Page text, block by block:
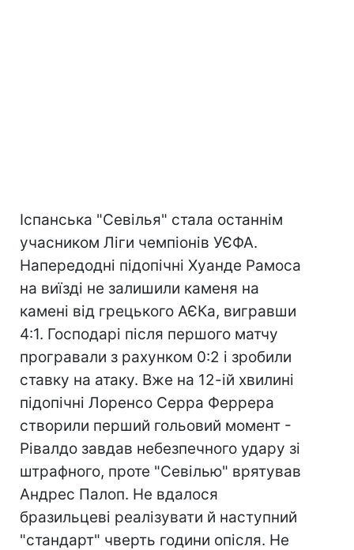
Іспанська "Севілья" стала останнім
учасником Ліги чемпіонів УЄФА.
Напередодні підопічні Хуанде Рамоса
на виїзді не залишили каменя на
камені від грецького АЄКа, вигравши
4:1. Господарі після першого матчу
програвали з рахунком 0:2 і зробили
ставку на атаку. Вже на 12-ій хвилині
підопічні Лоренсо Серра Феррера
створили перший гольовий момент -
Рівалдо завдав небезпечного удару зі
штрафного, проте "Севілью" врятував
Андрес Палоп. Не вдалося
бразильцеві реалізувати й наступний
"стандарт" чверть години опісля. Не